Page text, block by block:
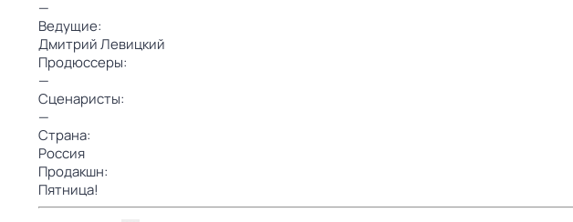
—
Ведущие:
Дмитрий Левицкий
Продюссеры:
—
Сценаристы:
—
Страна:
Россия
Продакшн:
Пятница!